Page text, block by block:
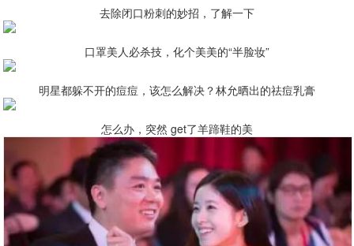
去除闭口粉刺的妙招，了解一下
口罩美人必杀技，化个美美的“半脸妆”
明星都躲不开的痘痘，该怎么解决？林允晒出的祛痘乳膏
怎么办，突然 get了羊蹄鞋的美